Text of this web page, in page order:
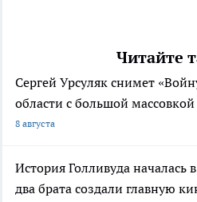
Читайте
Сергей Урсуляк снимет
области с большой массовкой
8 августа
История Голливуда началась
два брата создали главную